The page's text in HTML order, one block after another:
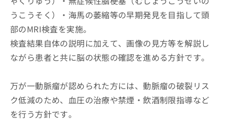
うこうそく）・海馬の萎縮等の早期発見を目指して頭
部のMRI検査を実施。
検査結果自体の説明に加えて、画像の見方等を解説し
ながら患者と共に脳の状態の確認を進める方針です。
万が一動脈瘤が認められた方には、動脈瘤の破裂リス
ク低減のため、血圧の治療や禁煙・飲酒制限指導など
を行う方針です。